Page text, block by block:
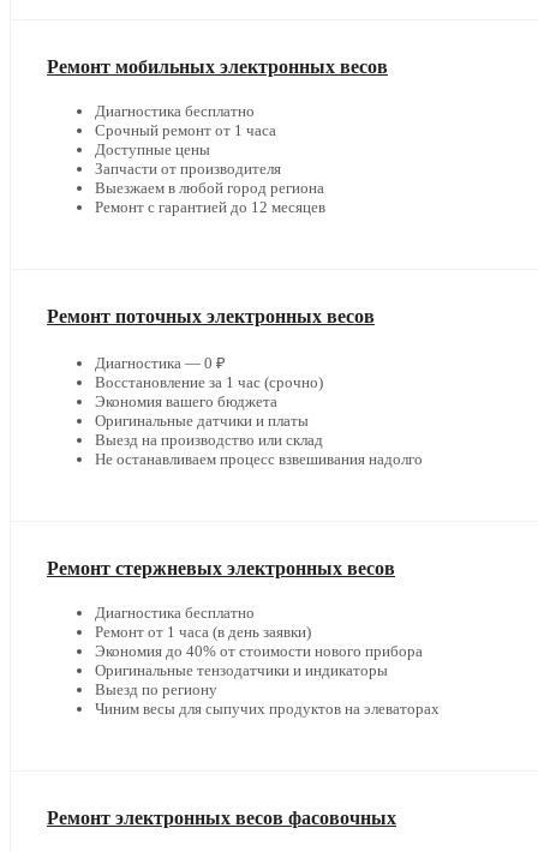
Ремонт мобильных электронных весов
Диагностика бесплатно
Срочный ремонт от 1 часа
Доступные цены
Запчасти от производителя
Выезжаем в любой город региона
Ремонт с гарантией до 12 месяцев
Ремонт поточных электронных весов
Диагностика — 0 ₽
Восстановление за 1 час (срочно)
Экономия вашего бюджета
Оригинальные датчики и платы
Выезд на производство или склад
Не останавливаем процесс взвешивания надолго
Ремонт стержневых электронных весов
Диагностика бесплатно
Ремонт от 1 часа (в день заявки)
Экономия до 40% от стоимости нового прибора
Оригинальные тензодатчики и индикаторы
Выезд по региону
Чиним весы для сыпучих продуктов на элеваторах
Ремонт электронных весов фасовочных